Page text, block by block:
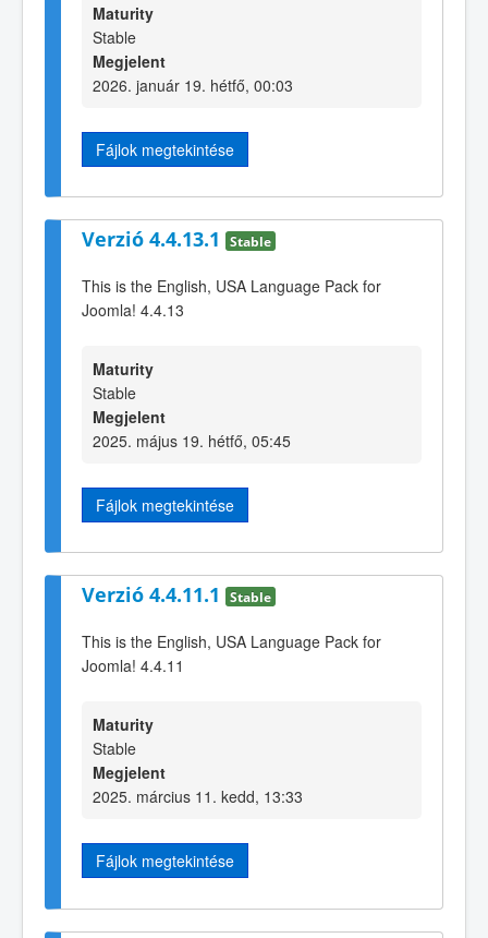
Maturity
Stable
Megjelent
2026. január 19. hétfő, 00:03
Fájlok megtekintése
Verzió 4.4.13.1 Stable
This is the English, USA Language Pack for
Joomla! 4.4.13
Maturity
Stable
Megjelent
2025. május 19. hétfő, 05:45
Fájlok megtekintése
Verzió 4.4.11.1 Stable
This is the English, USA Language Pack for
Joomla! 4.4.11
Maturity
Stable
Megjelent
2025. március 11. kedd, 13:33
Fájlok megtekintése